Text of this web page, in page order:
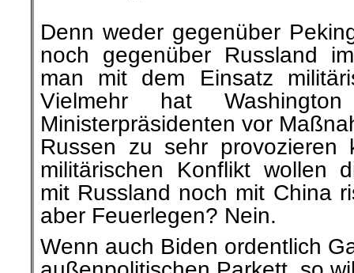
Denn weder gegenüber
noch gegenüber Russland
man mit dem Einsatz
Vielmehr hat
Ministerpräsidenten vor
Russen zu sehr provozieren
militärischen Konflikt wollen
mit Russland noch mit China
aber Feuerlegen? Nein.
Wenn auch Biden ordentlich